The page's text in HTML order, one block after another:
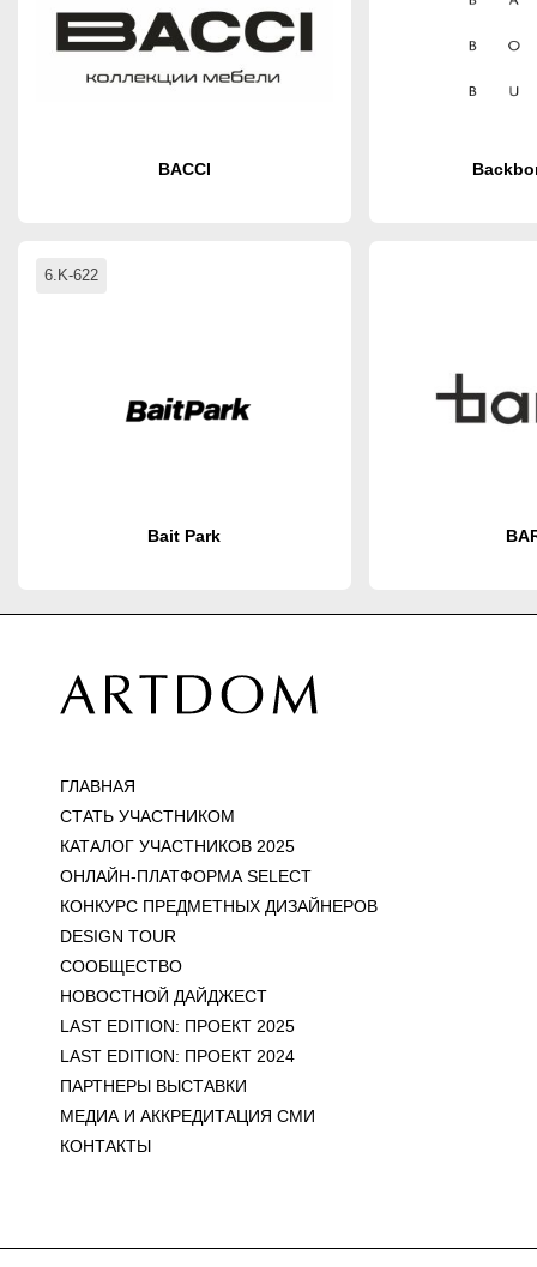
BACCI
6.K-622
Bait Park
ГЛАВНАЯ
СТАТЬ УЧАСТНИКОМ
КАТАЛОГ УЧАСТНИКОВ 2025
ОНЛАЙН-ПЛАТФОРМА SELECT
КОНКУРС ПРЕДМЕТНЫХ ДИЗАЙНЕРОВ
DESIGN TOUR
СООБЩЕСТВО
НОВОСТНОЙ ДАЙДЖЕСТ
LAST EDITION: ПРОЕКТ 2025
LAST EDITION: ПРОЕКТ 2024
ПАРТНЕРЫ ВЫСТАВКИ
МЕДИА И АККРЕДИТАЦИЯ СМИ
КОНТАКТЫ